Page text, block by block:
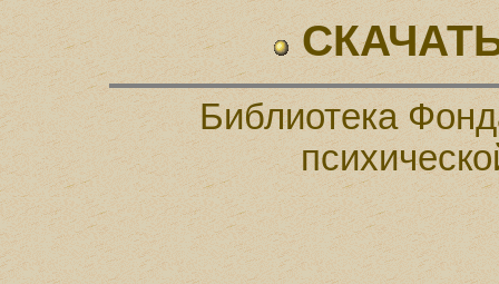
Библиотека